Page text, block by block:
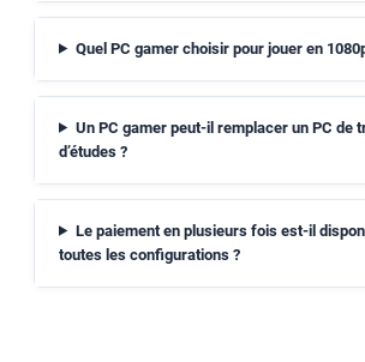
Quel PC gamer choisir pour jouer en
Un PC gamer peut-il remplacer un PC de
d’études ?
Le paiement en plusieurs fois est-il
toutes les configurations ?